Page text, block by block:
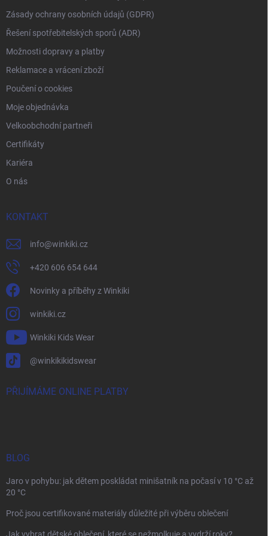
Zásady ochrany osobních údajů (GDPR)
Řešení spotřebitelských sporů (ADR)
Možnosti dopravy a platby
Reklamace a vrácení zboží
Poučení o cookies
Moje objednávka
Velkoobchodní partneři
Certifikáty
Kariéra
O nás
KONTAKT
info@winkiki.cz
+420 606 654 644
Novinky a příběhy z Winkiki
winkiki.cz
Winkiki Kids Wear
@winkikikidswear
PŘIJÍMÁME ONLINE PLATBY
BLOG
Jaro v pohybu: jak dětem poskládat minišatník na počasí v 10 °C až
20 °C
Proč jsou certifikované materiály důležité při výběru oblečení
Jak vybrat dětské oblečení, které se nežmolkuje a vydrží roky?